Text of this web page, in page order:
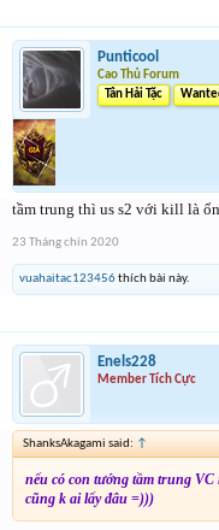
Punticool
Cao Thủ Forum
Tân Hải Tặc
tầm trung thì us s2 với kill là
23 Tháng chín 2020
vuahaitac123456thích bài này.
Enels228
Member Tích Cực
ShanksAkagami said: ↑
nếu có con tướng tầm trung
cũng k ai lấy đâu =)))